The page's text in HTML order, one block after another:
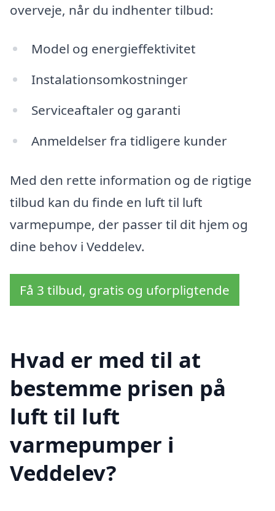
overveje, når du indhenter tilbud:
Model og energieffektivitet
Instalationsomkostninger
Serviceaftaler og garanti
Anmeldelser fra tidligere kunder
Med den rette information og de rigtige
tilbud kan du finde en luft til luft
varmepumpe, der passer til dit hjem og
dine behov i Veddelev.
Få 3 tilbud, gratis og uforpligtende
Hvad er med til at
bestemme prisen på
luft til luft
varmepumper i
Veddelev?